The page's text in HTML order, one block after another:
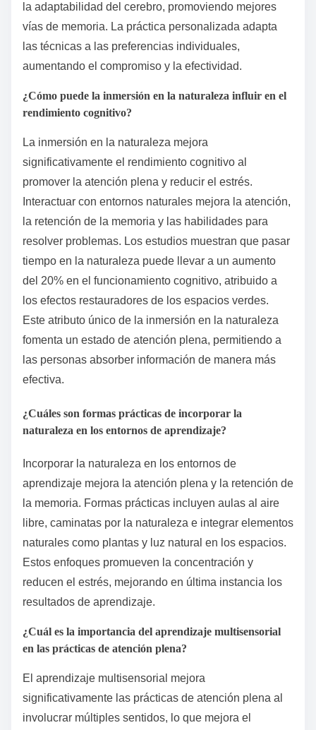
la adaptabilidad del cerebro, promoviendo mejores
vías de memoria. La práctica personalizada adapta
las técnicas a las preferencias individuales,
aumentando el compromiso y la efectividad.
¿Cómo puede la inmersión en la naturaleza influir en el
rendimiento cognitivo?
La inmersión en la naturaleza mejora
significativamente el rendimiento cognitivo al
promover la atención plena y reducir el estrés.
Interactuar con entornos naturales mejora la atención,
la retención de la memoria y las habilidades para
resolver problemas. Los estudios muestran que pasar
tiempo en la naturaleza puede llevar a un aumento
del 20% en el funcionamiento cognitivo, atribuido a
los efectos restauradores de los espacios verdes.
Este atributo único de la inmersión en la naturaleza
fomenta un estado de atención plena, permitiendo a
las personas absorber información de manera más
efectiva.
¿Cuáles son formas prácticas de incorporar la
naturaleza en los entornos de aprendizaje?
Incorporar la naturaleza en los entornos de
aprendizaje mejora la atención plena y la retención de
la memoria. Formas prácticas incluyen aulas al aire
libre, caminatas por la naturaleza e integrar elementos
naturales como plantas y luz natural en los espacios.
Estos enfoques promueven la concentración y
reducen el estrés, mejorando en última instancia los
resultados de aprendizaje.
¿Cuál es la importancia del aprendizaje multisensorial
en las prácticas de atención plena?
El aprendizaje multisensorial mejora
significativamente las prácticas de atención plena al
involucrar múltiples sentidos, lo que mejora el